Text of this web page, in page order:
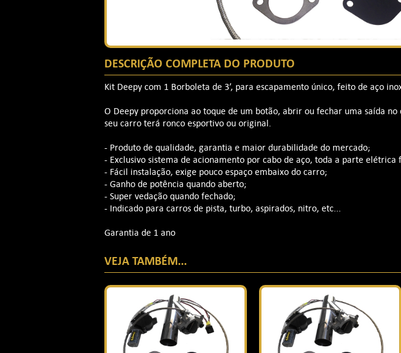
DESCRIÇÃO COMPLETA DO PRODUTO
Kit Deepy com 1 Borboleta de 3’, para escapamento único, feito de aço
O Deepy proporciona ao toque de um botão, abrir ou fechar uma saída
seu carro terá ronco esportivo ou original.
- Produto de qualidade, garantia e maior durabilidade do mercado;
- Exclusivo sistema de acionamento por cabo de aço, toda a parte elétrica
- Fácil instalação, exige pouco espaço embaixo do carro;
- Ganho de potência quando aberto;
- Super vedação quando fechado;
- Indicado para carros de pista, turbo, aspirados, nitro, etc...
Garantia de 1 ano
VEJA TAMBÉM...